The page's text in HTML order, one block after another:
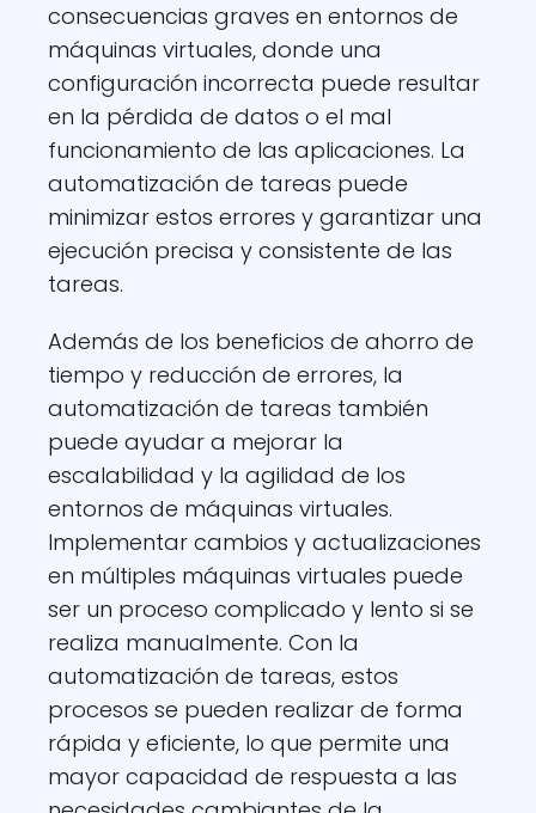
consecuencias graves en entornos de
máquinas virtuales, donde una
configuración incorrecta puede resultar
en la pérdida de datos o el mal
funcionamiento de las aplicaciones. La
automatización de tareas puede
minimizar estos errores y garantizar una
ejecución precisa y consistente de las
tareas.
Además de los beneficios de ahorro de
tiempo y reducción de errores, la
automatización de tareas también
puede ayudar a mejorar la
escalabilidad y la agilidad de los
entornos de máquinas virtuales.
Implementar cambios y actualizaciones
en múltiples máquinas virtuales puede
ser un proceso complicado y lento si se
realiza manualmente. Con la
automatización de tareas, estos
procesos se pueden realizar de forma
rápida y eficiente, lo que permite una
mayor capacidad de respuesta a las